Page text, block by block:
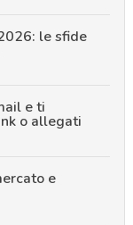
le sfide
e ti
o allegati
e